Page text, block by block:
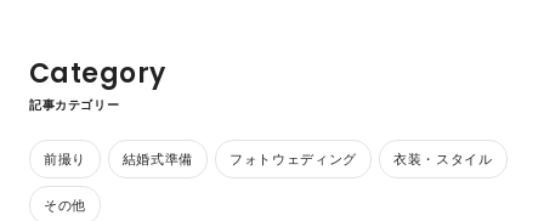
Category
記事カテゴリー
前撮り 結婚式準備 フォトウェディング 衣装・スタイル
その他